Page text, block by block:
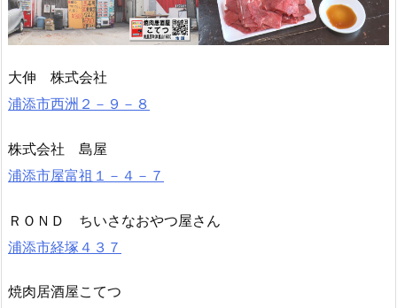
大伸 株式会社
浦添市西洲２－９－８
株式会社 島屋
浦添市屋富祖１－４－７
ＲＯＮＤ ちいさなおやつ屋さん
浦添市経塚４３７
焼肉居酒屋こてつ